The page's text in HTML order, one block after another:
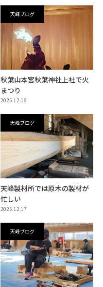
天峰ブログ
秋葉山本宮秋葉神社上社で火
まつり
2025.12.19
天峰ブログ
天峰製材所では原木の製材が
忙しい
2025.12.17
天峰ブログ